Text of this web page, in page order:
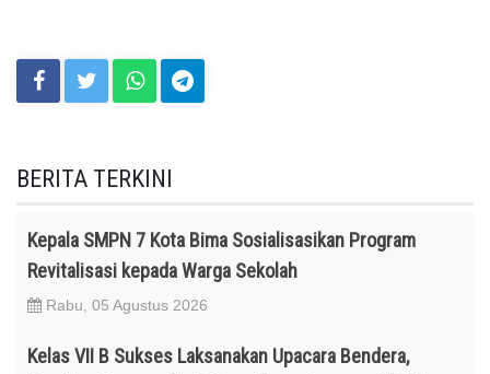
BERITA TERKINI
Kepala SMPN 7 Kota Bima Sosialisasikan Program
Revitalisasi kepada Warga Sekolah
Rabu, 05 Agustus 2026
Kelas VII B Sukses Laksanakan Upacara Bendera,